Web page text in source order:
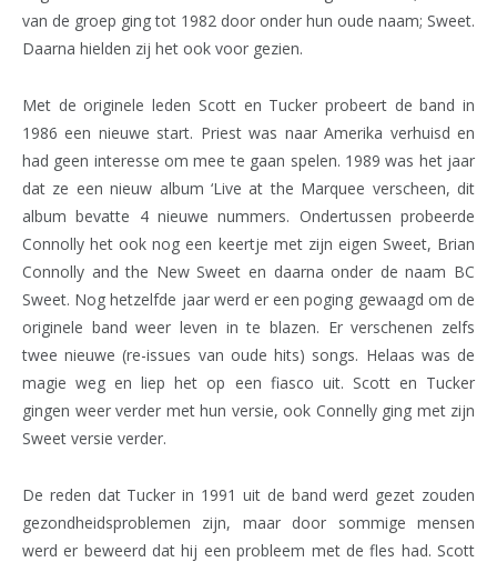
van de groep ging tot 1982 door onder hun oude naam; Sweet.
Daarna hielden zij het ook voor gezien.
Met de originele leden Scott en Tucker probeert de band in
1986 een nieuwe start. Priest was naar Amerika verhuisd en
had geen interesse om mee te gaan spelen. 1989 was het jaar
dat ze een nieuw album ‘Live at the Marquee verscheen, dit
album bevatte 4 nieuwe nummers. Ondertussen probeerde
Connolly het ook nog een keertje met zijn eigen Sweet, Brian
Connolly and the New Sweet en daarna onder de naam BC
Sweet. Nog hetzelfde jaar werd er een poging gewaagd om de
originele band weer leven in te blazen. Er verschenen zelfs
twee nieuwe (re-issues van oude hits) songs. Helaas was de
magie weg en liep het op een fiasco uit. Scott en Tucker
gingen weer verder met hun versie, ook Connelly ging met zijn
Sweet versie verder.
De reden dat Tucker in 1991 uit de band werd gezet zouden
gezondheidsproblemen zijn, maar door sommige mensen
werd er beweerd dat hij een probleem met de fles had. Scott